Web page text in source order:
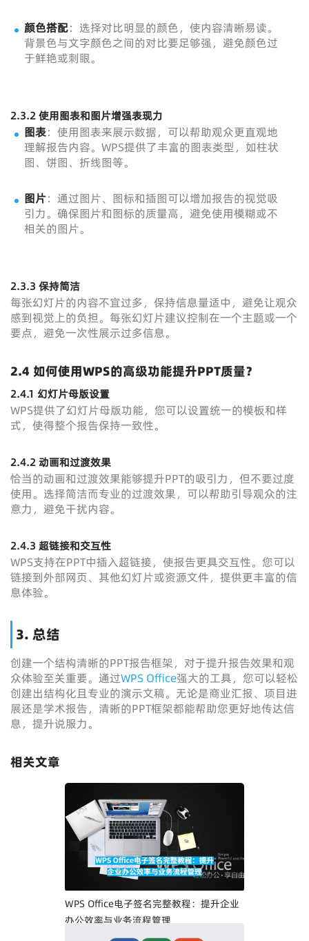
颜色搭配：选择对比明显的颜色，使内容清晰易读。
背景色与文字颜色之间的对比要足够强，避免颜色过
于鲜艳或刺眼。
2.3.2 使用图表和图片增强表现力
图表：使用图表来展示数据，可以帮助观众更直观地
理解报告内容。WPS提供了丰富的图表类型，如柱状
图、饼图、折线图等。
图片：通过图片、图标和插图可以增加报告的视觉吸
引力。确保图片和图标的质量高，避免使用模糊或不
相关的图片。
2.3.3 保持简洁
每张幻灯片的内容不宜过多，保持信息量适中，避免让观众
感到视觉上的负担。每张幻灯片建议控制在一个主题或一个
要点，避免一次性展示过多信息。
2.4 如何使用WPS的高级功能提升PPT质量？
2.4.1 幻灯片母版设置
WPS提供了幻灯片母版功能，您可以设置统一的模板和样
式，使得整个报告保持一致性。
2.4.2 动画和过渡效果
恰当的动画和过渡效果能够提升PPT的吸引力，但不要过度
使用。选择简洁而专业的过渡效果，可以帮助引导观众的注
意力，避免干扰内容。
2.4.3 超链接和交互性
WPS支持在PPT中插入超链接，使报告更具交互性。您可以
链接到外部网页、其他幻灯片或资源文件，提供更丰富的信
息体验。
3. 总结
创建一个结构清晰的PPT报告框架，对于提升报告效果和观
众体验至关重要。通过WPS Office强大的工具，您可以轻松
创建出结构化且专业的演示文稿。无论是商业汇报、项目进
展还是学术报告，清晰的PPT框架都能帮助您更好地传达信
息，提升说服力。
相关文章
WPS Office电子签名完整教程：提升企业
办公效率与业务流程管理